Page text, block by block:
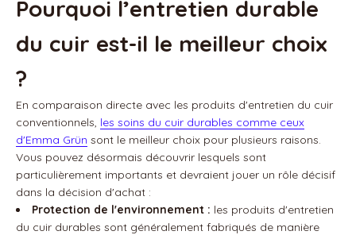
Pourquoi l’entretien durable
du cuir est-il le meilleur choix
?
En comparaison directe avec les produits d'entretien du cuir
conventionnels, les soins du cuir durables comme ceux
d'Emma Grün sont le meilleur choix pour plusieurs raisons.
Vous pouvez désormais découvrir lesquels sont
particulièrement importants et devraient jouer un rôle décisif
dans la décision d'achat :
Protection de l'environnement : les produits d'entretien
du cuir durables sont généralement fabriqués de manière